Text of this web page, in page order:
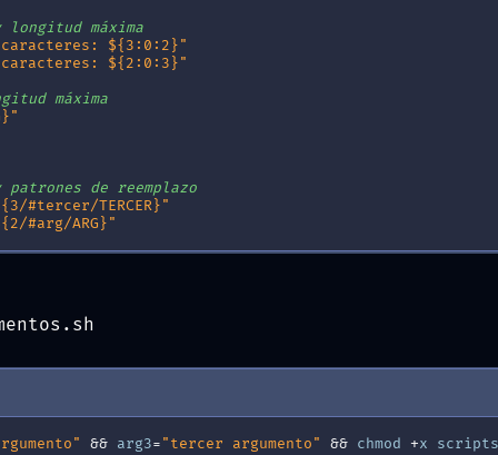
máxima
caracteres: ${3:0:2}"
caracteres: ${2:0:3}"
máxima
de reemplazo
#tercer/TERCER}"
#arg/ARG}"
&& arg3="tercer argumento" && chmod +x